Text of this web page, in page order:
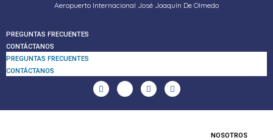
Aeropuerto Internacional José Joaquín De Olmedo
PREGUNTAS FRECUENTES
CONTÁCTANOS
PREGUNTAS FRECUENTES
CONTÁCTANOS
NOSOTROS